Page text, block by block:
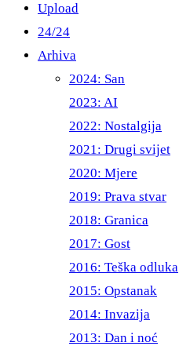
Upload
24/24
Arhiva
2024: San
2023: AI
2022: Nostalgija
2021: Drugi svijet
2020: Mjere
2019: Prava stvar
2018: Granica
2017: Gost
2016: Teška odluka
2015: Opstanak
2014: Invazija
2013: Dan i noć